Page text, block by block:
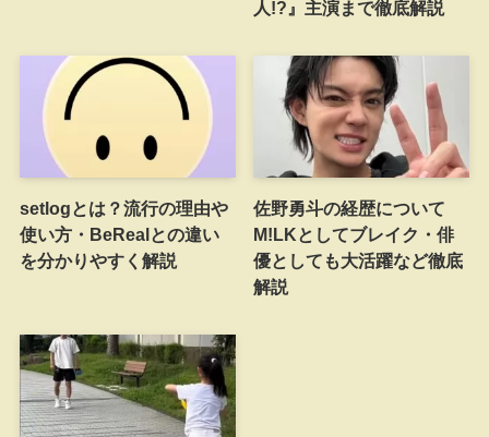
人!?』主演まで徹底解説
setlogとは？流行の理由や
使い方・BeRealとの違い
を分かりやすく解説
佐野勇斗の経歴について
M!LKとしてブレイク・俳
優としても大活躍など徹底
解説